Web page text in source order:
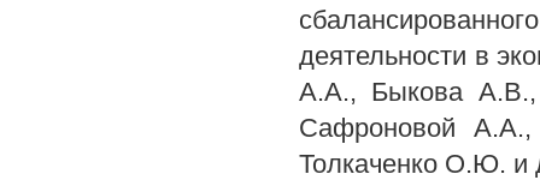
деятельности в
A.A., Быкова
Сафроновой
Толкаченко О.Ю. и